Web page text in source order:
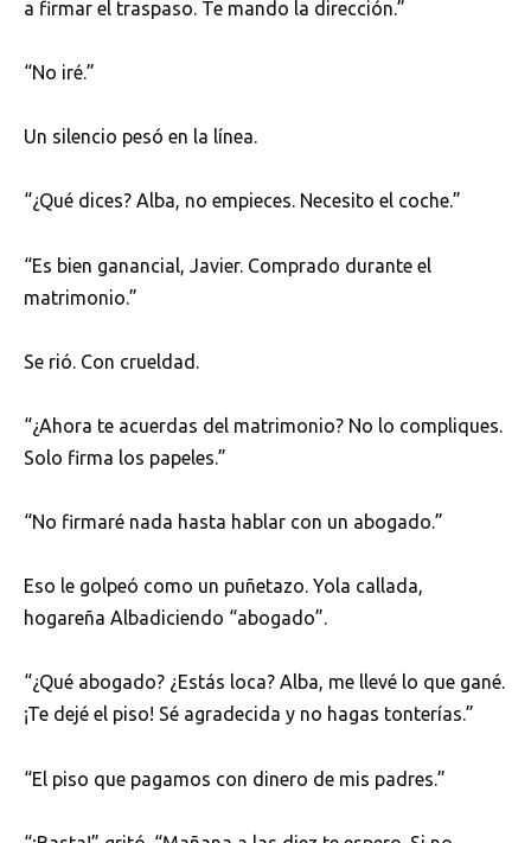
a firmar el traspaso. Te mando la dirección.”
“No iré.”
Un silencio pesó en la línea.
“¿Qué dices? Alba, no empieces. Necesito el coche.”
“Es bien ganancial, Javier. Comprado durante el
matrimonio.”
Se rió. Con crueldad.
“¿Ahora te acuerdas del matrimonio? No lo compliques.
Solo firma los papeles.”
“No firmaré nada hasta hablar con un abogado.”
Eso le golpeó como un puñetazo. Yola callada,
hogareña Albadiciendo “abogado”.
“¿Qué abogado? ¿Estás loca? Alba, me llevé lo que gané.
¡Te dejé el piso! Sé agradecida y no hagas tonterías.”
“El piso que pagamos con dinero de mis padres.”